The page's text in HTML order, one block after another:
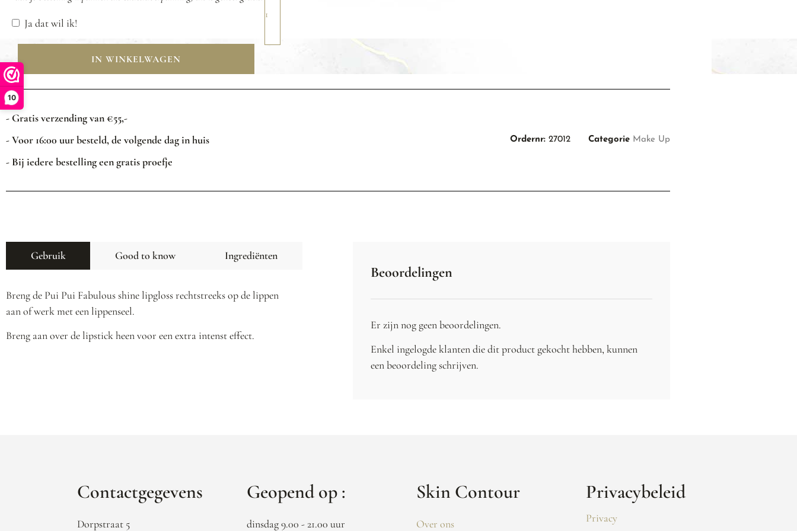
10
Ja dat wil ik!
IN WINKELWAGEN
- Gratis verzending van €55,-
- Voor 16:00 uur besteld, de volgende dag in huis
- Bij iedere bestelling een gratis proefje
Ordernr: 27012 Categorie Make Up
Gebruik Good to know Ingrediënten
Breng de Pui Pui Fabulous shine lipgloss rechtstreeks op de lippen
aan of werk met een lippenseel.
Breng aan over de lipstick heen voor een extra intenst effect.
Beoordelingen
Er zijn nog geen beoordelingen.
Enkel ingelogde klanten die dit product gekocht hebben, kunnen
een beoordeling schrijven.
Contactgegevens
Dorpstraat 5
Geopend op :
dinsdag 9.00 - 21.00 uur
Skin Contour
Over ons
Privacybeleid
Privacy